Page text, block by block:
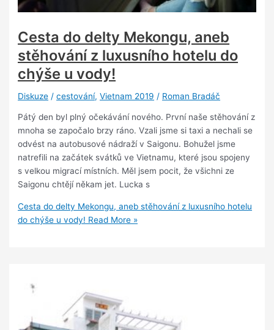
Cesta do delty Mekongu, aneb
stěhování z luxusního hotelu do
chýše u vody!
Diskuze /cestování,Vietnam 2019 / Roman Bradáč
Pátý den byl plný očekávání nového. První naše stěhování z
mnoha se započalo brzy ráno. Vzali jsme si taxi a nechali se
odvést na autobusové nádraží v Saigonu. Bohužel jsme
natrefili na začátek svátků ve Vietnamu, které jsou spojeny
s velkou migrací místních. Měl jsem pocit, že všichni ze
Saigonu chtějí někam jet. Lucka s
Cesta do delty Mekongu, aneb stěhování z luxusního hotelu
do chýše u vody! Read More »